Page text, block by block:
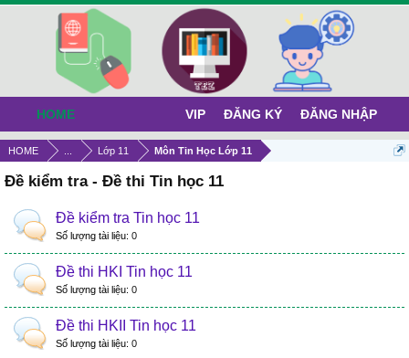
HOME Lớp 11 Môn Tin Học Lớp 11
Đề kiểm tra - Đề thi Tin học 11
Đề kiểm tra Tin học 11
Số lượng tài liệu: 0
Đề thi HKI Tin học 11
Số lượng tài liệu: 0
Đề thi HKII Tin học 11
Số lượng tài liệu: 0
HOME VIP ĐĂNG KÝ ĐĂNG NHẬP